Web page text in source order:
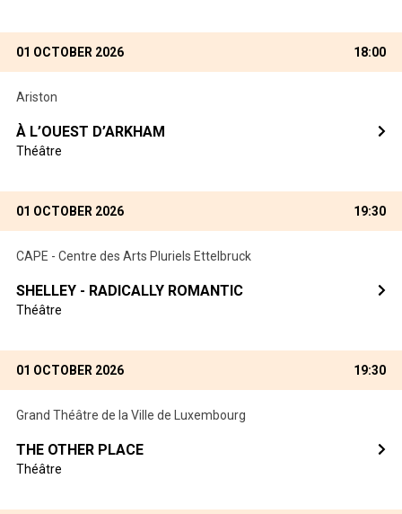
01 OCTOBER 2026 18:00
Ariston
À L’OUEST D’ARKHAM
Théâtre
01 OCTOBER 2026 19:30
CAPE - Centre des Arts Pluriels Ettelbruck
SHELLEY - RADICALLY ROMANTIC
Théâtre
01 OCTOBER 2026 19:30
Grand Théâtre de la Ville de Luxembourg
THE OTHER PLACE
Théâtre